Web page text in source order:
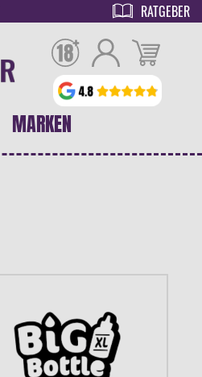
RATGEBER
MARKEN